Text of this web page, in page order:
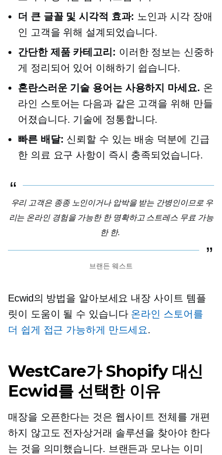
더 큰 글꼴 및 시각적 효과: 노인과 시각 장애
인 고객을 위해 설계되었습니다.
간단한 제품 카테고리: 이러한 정보는 신중하
게 정리되어 있어 이해하기 쉽습니다.
혼란스러운 기술 용어는 사용하지 마세요. 온
라인 스토어는 다음과 같은 고객을 위해 만들
어졌습니다. 기술에 정통합니다.
빠른 배달: 신뢰할 수 있는 배송 덕분에 긴급
한 의료 요구 사항이 즉시 충족되었습니다.
우리 고객은 종종 노인이거나 압박을 받는 간병인이므로 우
리는 온라인 경험을 가능한 한 명확하고 스트레스 무료가능
한 한.
브랜든 웨스트
Ecwid의 방법을 알아보세요 내장 사이트 템플
릿이 도움이 될 수 있습니다 온라인 스토어를
더 쉽게 접근 가능하게 만드세요.
WestCare가 Shopify 대신
Ecwid를 선택한 이유
매장을 오픈한다는 것은 웹사이트 전체를 개편
하지 않고도 전자상거래 솔루션을 찾아야 한다
는 것을 의미했습니다. 브랜든과 모나는 이미